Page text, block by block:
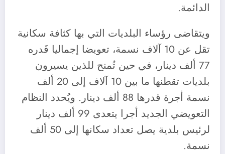
الدائمة.
ويتقاضى رؤساء البلديات التي بها كثافة سكانية
تقل عن 10 آلاف نسمة، تعويضا إجماليا قَدره
77 ألف دينار، في حين تُمنح للذين يسيرون
بلديات تقطنها ما بين 10 آلاف إلى 20 ألف
نسمة أجرة قدرها 88 ألف دينار. ويُحدد النظام
التعويضي الجديد أجرا يتعدى 99 ألف دينار
لرئيس بلدية يصل تعداد سكانها إلى 50 ألف
نسمة.